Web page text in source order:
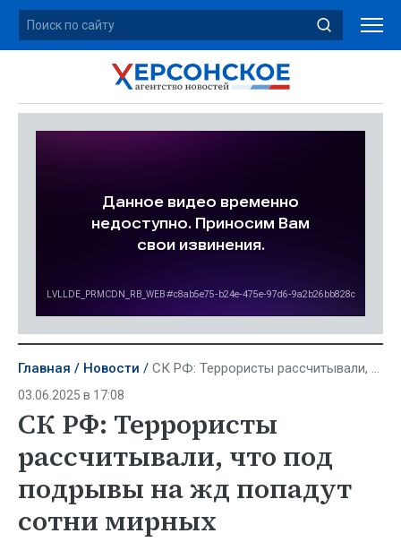
Главная Новости СК РФ: Террористы рассчитывали, что под подрывы на жд попадут сотни мирных
03.06.2025 в 17:08
СК РФ: Террористы
рассчитывали, что под
подрывы на жд попадут
сотни мирных